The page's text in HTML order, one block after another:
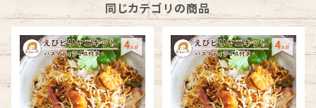
同じカテゴリの商品